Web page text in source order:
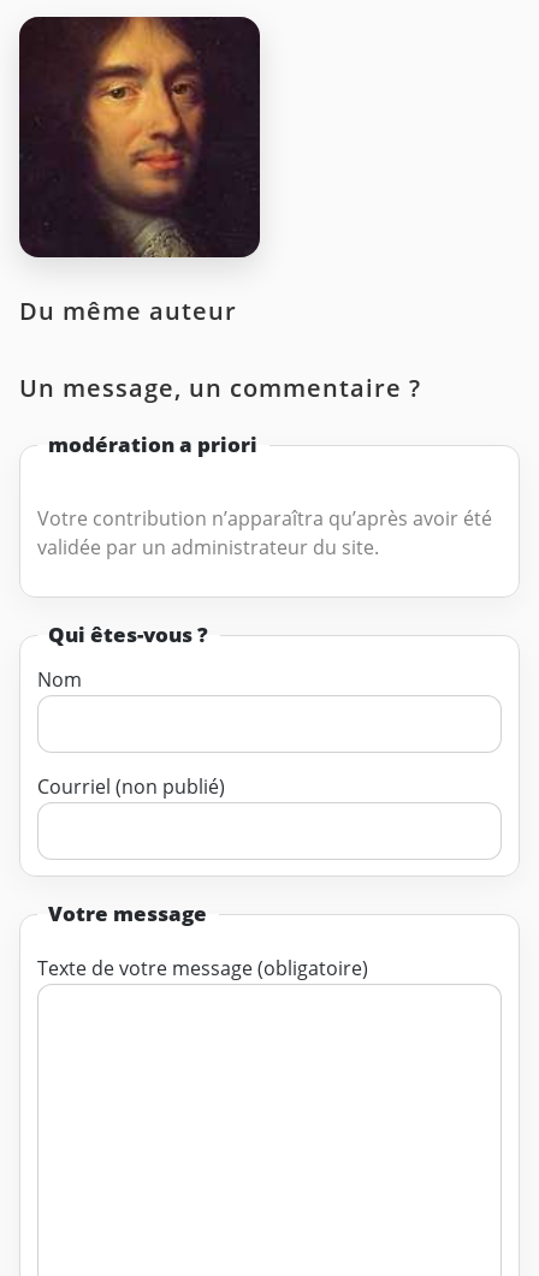
Du même auteur
Un message, un commentaire ?
modération a priori
Votre contribution n’apparaîtra qu’après avoir été
validée par un administrateur du site.
Qui êtes-vous ?
Nom
Courriel (non publié)
Votre message
Texte de votre message (obligatoire)